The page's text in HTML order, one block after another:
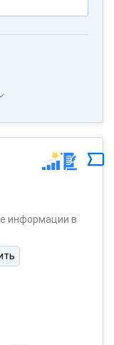
информации в